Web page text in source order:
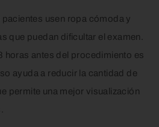
usen ropa cómoda y
que puedan dificultar el examen.
horas antes del procedimiento es
ayuda a reducir la cantidad de
permite una mejor visualización